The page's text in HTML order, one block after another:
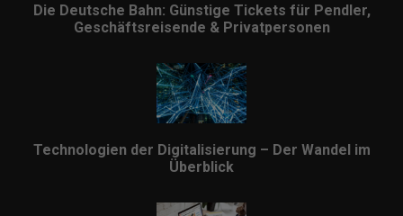
Die Deutsche Bahn: Günstige Tickets für Pendler,
Geschäftsreisende & Privatpersonen
Technologien der Digitalisierung – Der Wandel im
Überblick